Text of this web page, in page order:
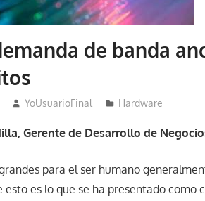
de banda
YoUsuarioFinal Hardware
Gerente de Desarrollo de
para el ser humano
es lo que se ha presentado como